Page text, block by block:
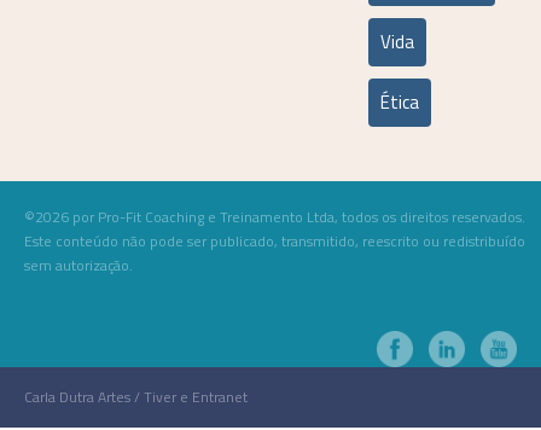
Vida
Ética
©2026 por Pro-Fit Coaching e Treinamento Ltda, todos os direitos reservados.
Este conteúdo não pode ser publicado, transmitido, reescrito ou redistribuído
sem autorização.
Carla Dutra Artes / Tiver e Entranet